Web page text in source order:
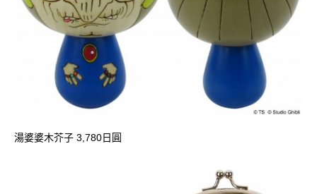
湯婆婆木芥子 3,780日圓